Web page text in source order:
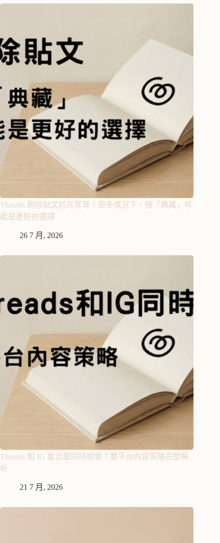
Threads 刪除貼文前先等等！很多情況下，按「典藏」可
能是更好的選擇
26 7 月, 2026
Threads 和 IG 要怎麼同時經營？雙平台內容策略完整解
析
21 7 月, 2026